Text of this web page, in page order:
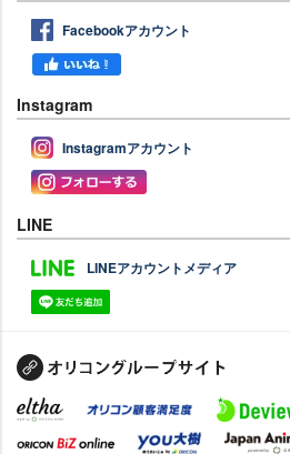
Facebookアカウント
Instagram
Instagramアカウント
LINE
LINEアカウントメディア